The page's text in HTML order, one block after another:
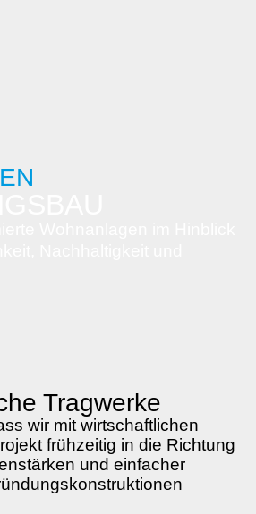
Tragwerke
wir mit wirtschaftlichen
frühzeitig in die Richtung
und einfacher